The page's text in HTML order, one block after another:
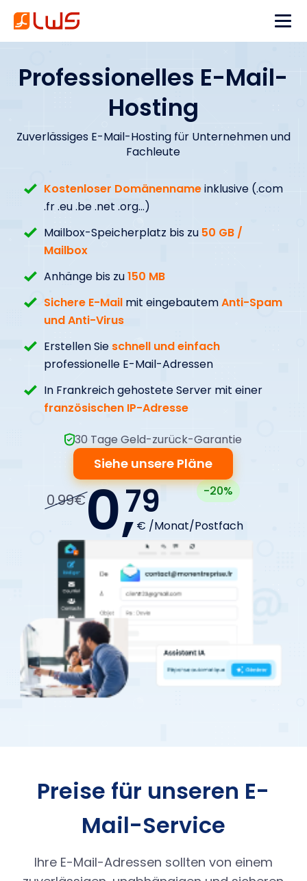
Professionelles E-Mail-
Hosting
Zuverlässiges E-Mail-Hosting für Unternehmen und
Fachleute
Kostenloser Domänennameinklusive (.com
.fr .eu .be .net .org...)
Mailbox-Speicherplatz bis zu 50 GB /
Mailbox
Anhänge bis zu150 MB
Sichere E-Mailmit eingebautemAnti-Spam
und Anti-Virus
Erstellen Sie schnell und einfach
professionelle E-Mail-Adressen
In Frankreich gehostete Server mit einer
französischen IP-Adresse
0.99€0,79
€ /Monat/Postfach
-20%
Siehe unsere Pläne
30 Tage Geld-zurück-Garantie
Preise für unseren E-
Mail-Service
Ihre E-Mail-Adressen sollten von einem